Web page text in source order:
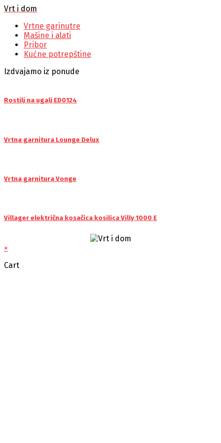
Vrt i dom
Vrtne garinutre
Mašine i alati
Pribor
Kućne potrepštine
Izdvajamo iz ponude
Rostilj na ugalj ED0124
Vrtna garnitura Lounge Delux
Vrtna garnitura Vonge
Villager električna kosačica kosilica Villy 1000 E
×
Cart